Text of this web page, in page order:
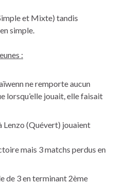
et Mixte) tandis
simple.
:
ne remporte aucun
lorsqu’elle jouait, elle faisait
Lenzo (Quévert) jouaient
mais 3 matchs perdus en
de 3 en terminant 2ème